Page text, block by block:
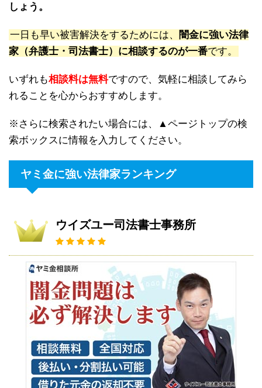
しょう。
一日も早い被害解決をするためには、
闇金に強い法律
家（弁護士・司法書士）に相談するのが一番です。
いずれも相談料は無料ですので、気軽に相談してみら
れることを心からおすすめします。
※さらに検索されたい場合には、▲ページトップの検
索ボックスに情報を入力してください。
ヤミ金に強い法律家ランキング
ウイズユー司法書士事務所